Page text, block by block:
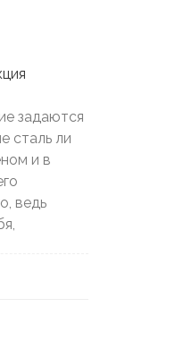
задаются
сталь ли
и в
ведь